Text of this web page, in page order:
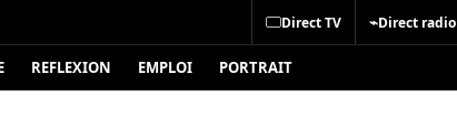
Direct TV ⌁Direct radio
REFLEXION EMPLOI PORTRAIT